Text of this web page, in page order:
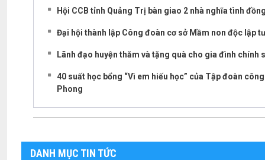
Hội CCB tỉnh Quảng Trị bàn giao 2 nhà nghĩa tình
Đại hội thành lập Công đoàn cơ sở Mầm non độc lập
Lãnh đạo huyện thăm và tặng quà cho gia đình chính
40 suất học bổng “Vì em hiếu học” của Tập đoàn
Phong
DANH MỤC TIN TỨC